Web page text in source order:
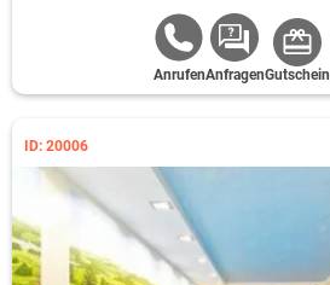
AnrufenAnfragenGutschein
ID: 20006